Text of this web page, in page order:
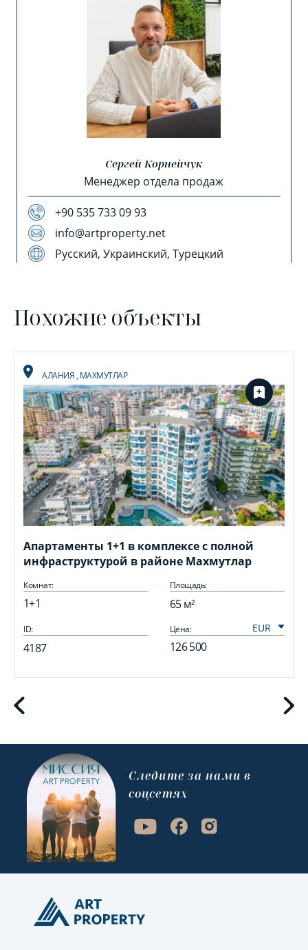
Сергей Корнейчук
Менеджер отдела продаж
+90 535 733 09 93
info@artproperty.net
Русский, Украинский, Турецкий
Похожие объекты
АЛАНИЯ, МАХМУТЛАР
Апартаменты 1+1 в комплексе с полной
инфраструктурой в районе Махмутлар
Комнат:
1+1
Площадь:
65 м²
ID:
4187
Цена:
126 500
Cледите за нами в
соцсетях